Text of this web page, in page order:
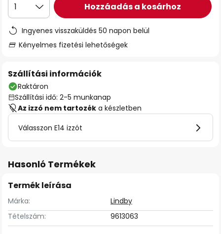
1 Hozzáadás a kosárhoz
Ingyenes visszaküldés 50 napon belül
Kényelmes fizetési lehetőségek
Szállítási információk
Raktáron
Szállítási idő: 2-5 munkanap
Az izzó nem tartozék a készletben
Válasszon E14 izzót
Hasonló Termékek
Termék leírása
Márka:
Lindby
Tételszám:
9613063